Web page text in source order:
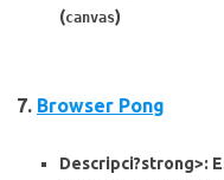
(canvas)
7. Browser Pong
Descripci?strong>: